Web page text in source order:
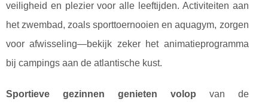
veiligheid en plezier voor alle leeftijden. Activiteiten aan
het zwembad, zoals sporttoernooien en aquagym, zorgen
voor afwisseling—bekijk zeker het animatieprogramma
bij campings aan de atlantische kust.
Sportieve gezinnen genieten volop van de